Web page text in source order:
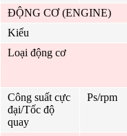
ĐỘNG CƠ (ENGINE)
Kiểu
Loại động cơ
Công suất cực
đại/Tốc độ
quay
Ps/rpm